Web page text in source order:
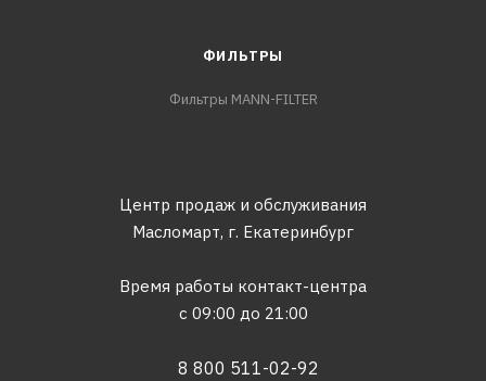
ФИЛЬТРЫ
Фильтры MANN-FILTER
Центр продаж и обслуживания
Масломарт, г. Екатеринбург
Время работы контакт-центра
с 09:00 до 21:00
8 800 511-02-92